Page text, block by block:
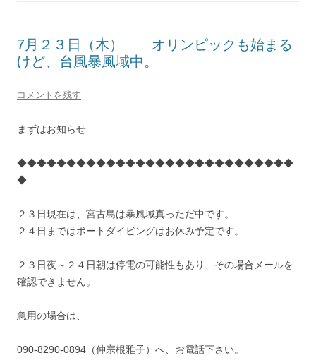
7月２３日（木） オリンピックも始まる
けど、台風暴風域中。
コメントを残す
まずはお知らせ
◆◆◆◆◆◆◆◆◆◆◆◆◆◆◆◆◆◆◆◆◆◆◆◆◆◆◆◆
◆
２３日現在は、宮古島は暴風域真っただ中です。
２４日まではボートダイビングはお休み予定です。
２３日夜～２４日朝は停電の可能性もあり、その場合メールを
確認できません。
急用の場合は、
090-8290-0894（仲宗根雅子）へ、お電話下さい。